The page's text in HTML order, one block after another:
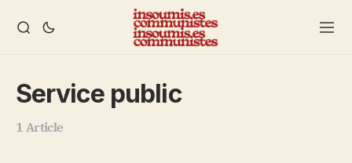
Service public
1 Article